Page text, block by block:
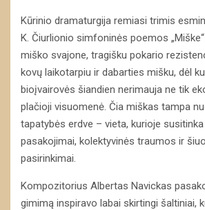
Kūrinio dramaturgija remiasi trimis
K. Čiurlionio simfoninės poemos
miško svajone, tragišku pokario
kovų laikotarpiu ir dabarties mišku, dėl
bioįvairovės šiandien nerimauja ne tik
plačioji visuomenė. Čia miškas tampa
tapatybės erdve – vieta, kurioje
pasakojimai, kolektyvinės traumos ir
pasirinkimai.
Kompozitorius Albertas Navickas
gimimą inspiravo labai skirtingi šaltiniai,